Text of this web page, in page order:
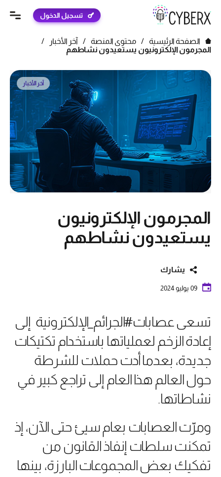
تسجيل الدخول
الصفحة الرئيسية / محتوى المنصة / آخر الأخبار
/
المجرمون الإلكترونيون يستعيدون نشاطهم
آخر الأخبار
المجرمون الإلكترونيون
يستعيدون نشاطهم
يشارك
09 يوليو 2024
تسعى عصابات#الجرائم_الإلكترونية إلى
إعادة الزخم لعملياتها باستخدام تكتيكات
جديدة، بعدما أدت حملات للشرطة
حول العالم هذا العام إلى تراجع كبير في
نشاطاتها.
ومرّت العصابات بعام سيئ حتى الآن، إذ
تمكنت سلطات إنفاذ القانون من
تفكيك بعض المجموعات البارزة، بينها